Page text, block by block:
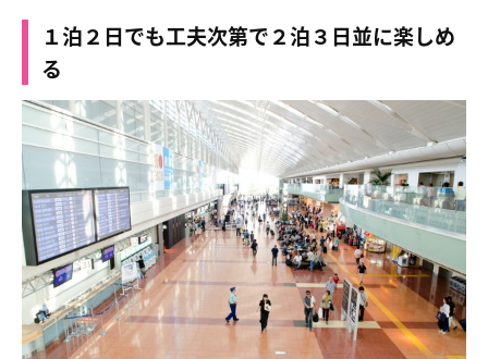
１泊２日でも工夫次第で２泊３日並に楽しめ
る